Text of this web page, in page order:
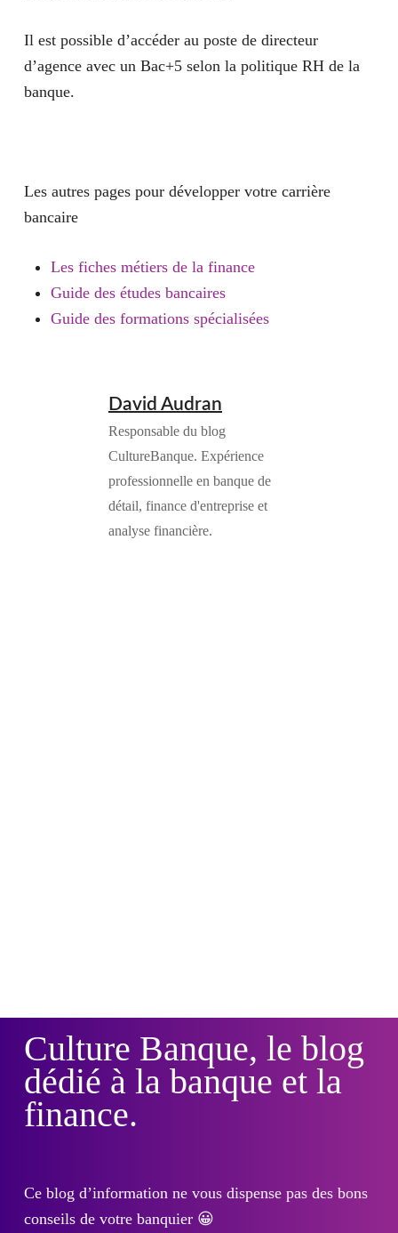
Il est possible d’accéder au poste de directeur
d’agence avec un Bac+5 selon la politique RH de la
banque.
Les autres pages pour développer votre carrière
bancaire
Les fiches métiers de la finance
Guide des études bancaires
Guide des formations spécialisées
David Audran
Responsable du blog
CultureBanque. Expérience
professionnelle en banque de
détail, finance d'entreprise et
analyse financière.
Culture Banque, le blog
dédié à la banque et la
finance.
Ce blog d’information ne vous dispense pas des bons
conseils de votre banquier 😀